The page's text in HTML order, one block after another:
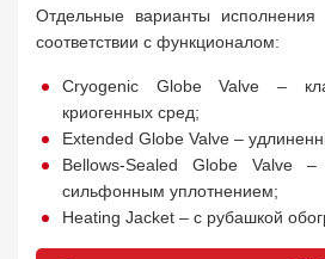
Отдельные варианты исполнения
соответствии с функционалом:
Cryogenic Globe Valve –
криогенных сред;
Extended Globe Valve –
Bellows-Sealed Globe Valve
сильфонным уплотнением;
Heating Jacket – с рубашкой